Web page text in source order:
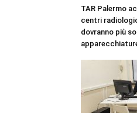
TAR Palermo
centri
dovranno più